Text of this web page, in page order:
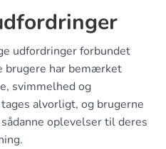
udfordringer forbundet
brugere har bemærket
svimmelhed og
alvorligt, og brugerne
oplevelser til deres